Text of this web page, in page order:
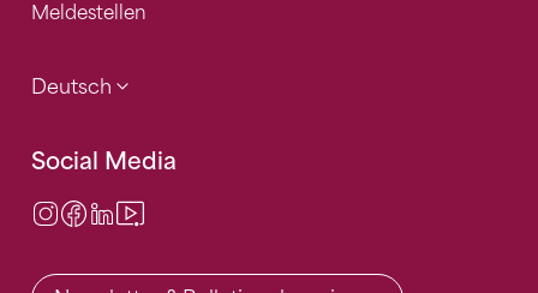
Meldestellen
Deutsch
Social Media
Instagram
Facebook
LinkedIn